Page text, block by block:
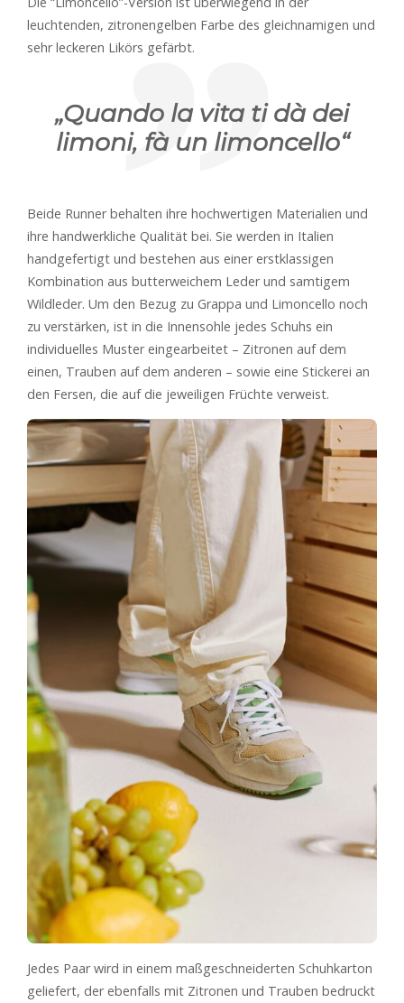
leuchtenden, zitronengelben Farbe des gleichnamigen und
sehr leckeren Likörs gefärbt.
„Quando la vita ti dà dei
limoni, fà un limoncello“
Beide Runner behalten ihre hochwertigen Materialien und
ihre handwerkliche Qualität bei. Sie werden in Italien
handgefertigt und bestehen aus einer erstklassigen
Kombination aus butterweichem Leder und samtigem
Wildleder. Um den Bezug zu Grappa und Limoncello noch
zu verstärken, ist in die Innensohle jedes Schuhs ein
individuelles Muster eingearbeitet – Zitronen auf dem
einen, Trauben auf dem anderen – sowie eine Stickerei an
den Fersen, die auf die jeweiligen Früchte verweist.
Jedes Paar wird in einem maßgeschneiderten Schuhkarton
geliefert, der ebenfalls mit Zitronen und Trauben bedruckt